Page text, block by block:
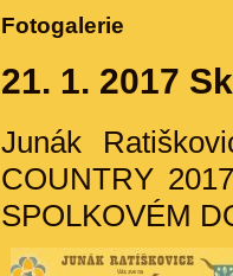
Fotogalerie
21. 1. 2017
Junák
COUNTRY
SPOLKOVÉM